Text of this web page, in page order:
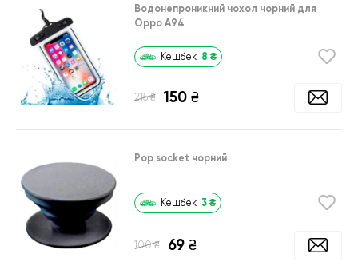
Водонепроникний чохол чорний для
Oppo A94
Кешбек 8 ₴
215 ₴ 150 ₴
Pop socket чорний
Кешбек 3 ₴
100 ₴ 69 ₴